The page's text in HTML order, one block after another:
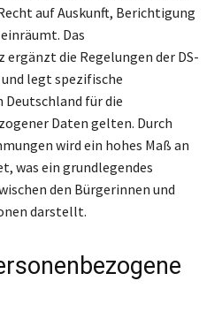
auf Auskunft, Berichtigung
Das
die Regelungen der DS-
legt spezifische
für die
Daten gelten. Durch
wird ein hohes Maß an
was ein grundlegendes
den Bürgerinnen und
darstellt.